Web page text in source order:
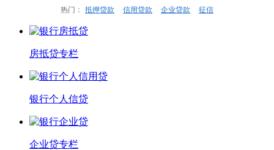
热门： 抵押贷款 信用贷款 企业贷款 征信
房抵贷专栏
银行个人信贷
企业贷专栏